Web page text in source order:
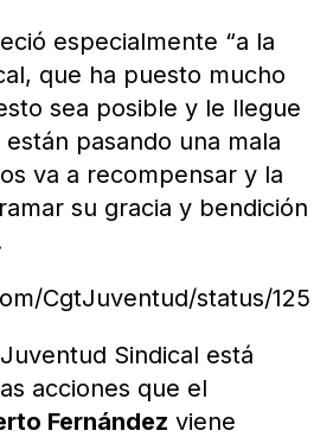
especialmente “a la
que ha puesto mucho
sea posible y le llegue
pasando una mala
va a recompensar y la
su gracia y bendición
CgtJuventud/status/
Sindical está
acciones que el
Fernández viene